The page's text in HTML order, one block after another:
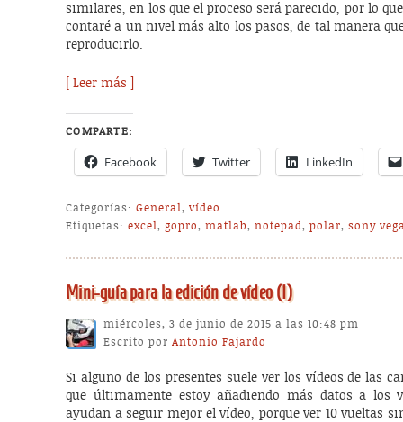
similares, en los que el proceso será parecido, por lo
contaré a un nivel más alto los pasos, de tal manera
reproducirlo.
[ Leer más ]
COMPARTE:
Facebook Twitter LinkedIn
Categorías: General,vídeo
Etiquetas: excel,gopro,matlab,notepad,polar,sony
Mini-guía para la edición de vídeo (I)
miércoles, 3 de junio de 2015 a las 10:48 pm
Escrito porAntonio Fajardo
Si alguno de los presentes suele ver los vídeos de las
que últimamente estoy añadiendo más datos a los
ayudan a seguir mejor el vídeo, porque ver 10 vueltas